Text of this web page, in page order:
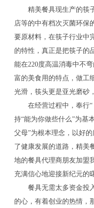
精美餐具现生产的筷子
店等的中有档次灭菌环保
要原材料，在筷子行业中
的特性，真正是把筷子的
能在220度高温消毒中不
富的美食用的特点，做工
光滑，筷头更是亚光磨砂
在经营过程中，奉行“
持“能为你做些什么”为基
父母”为根本理念，以好
了健康发展的道路，精美
地的餐具代理商朋友加盟
充满信心地迎接新纪元的
餐具无需太多资金投入
的心，有着创业的热情，